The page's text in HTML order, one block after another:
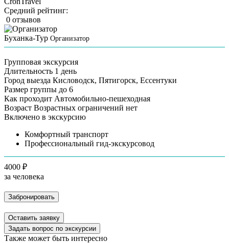
Средний рейтинг:
0 отзывов
Буханка-Тур Организатор
Групповая экскурсия
Длительность 1 день
Город выезда Кисловодск, Пятигорск, Ессентуки
Размер группы до 6
Как проходит Автомобильно-пешеходная
Возраст Возрастных ограничений нет
Включено в экскурсию
Комфортный транспорт
Профессиональный гид-экскурсовод
4000 ₽
за человека
Забронировать
Оставить заявку
Задать вопрос по экскурсии
Также может быть интересно